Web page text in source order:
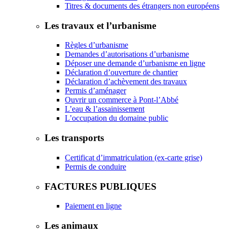
Titres & documents des étrangers non européens
Les travaux et l’urbanisme
Règles d’urbanisme
Demandes d’autorisations d’urbanisme
Déposer une demande d’urbanisme en ligne
Déclaration d’ouverture de chantier
Déclaration d’achèvement des travaux
Permis d’aménager
Ouvrir un commerce à Pont-l’Abbé
L’eau & l’assainissement
L’occupation du domaine public
Les transports
Certificat d’immatriculation (ex-carte grise)
Permis de conduire
FACTURES PUBLIQUES
Paiement en ligne
Les animaux